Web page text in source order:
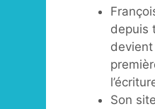
depuis
Son